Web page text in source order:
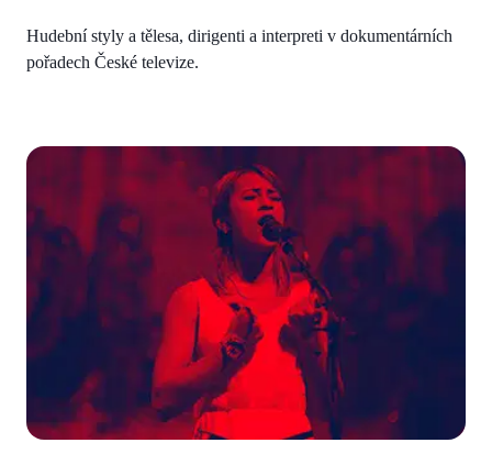
Hudební styly a tělesa, dirigenti a interpreti v dokumentárních
pořadech České televize.